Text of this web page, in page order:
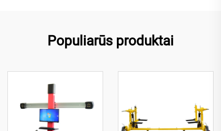
Populiarūs produktai